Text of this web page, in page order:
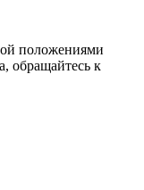
положениями
обращайтесь к